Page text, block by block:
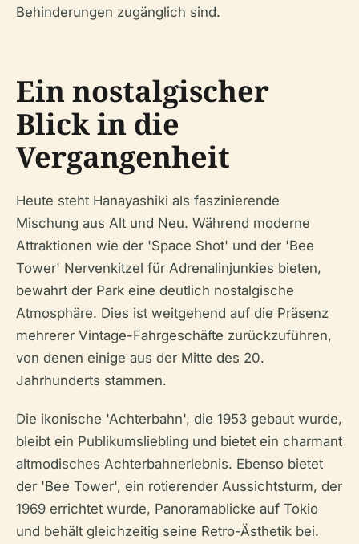
Behinderungen zugänglich sind.
Ein nostalgischer
Blick in die
Vergangenheit
Heute steht Hanayashiki als faszinierende
Mischung aus Alt und Neu. Während moderne
Attraktionen wie der 'Space Shot' und der 'Bee
Tower' Nervenkitzel für Adrenalinjunkies bieten,
bewahrt der Park eine deutlich nostalgische
Atmosphäre. Dies ist weitgehend auf die Präsenz
mehrerer Vintage-Fahrgeschäfte zurückzuführen,
von denen einige aus der Mitte des 20.
Jahrhunderts stammen.
Die ikonische 'Achterbahn', die 1953 gebaut wurde,
bleibt ein Publikumsliebling und bietet ein charmant
altmodisches Achterbahnerlebnis. Ebenso bietet
der 'Bee Tower', ein rotierender Aussichtsturm, der
1969 errichtet wurde, Panoramablicke auf Tokio
und behält gleichzeitig seine Retro-Ästhetik bei.